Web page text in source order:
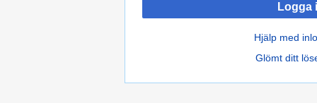
Logga
Hjälp med
Glömt ditt